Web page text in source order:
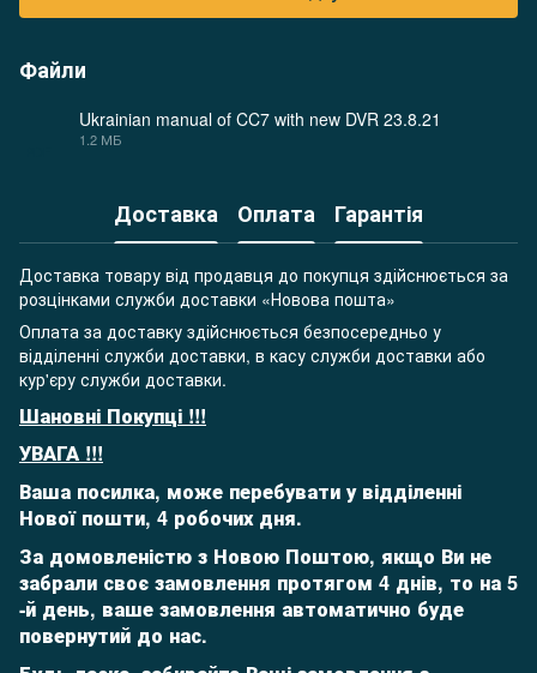
Файли
Ukrainian manual of CC7 with new DVR 23.8.21
1.2 МБ
Доставка Оплата Гарантія
Доставка товару від продавця до покупця здійснюється за
розцінками служби доставки «Новова пошта»
Оплата за доставку здійснюється безпосередньо у
відділенні служби доставки, в касу служби доставки або
кур'єру служби доставки.
Шановні Покупці !!!
УВАГА !!!
Ваша посилка, може перебувати у відділенні
Нової пошти, 4 робочих дня.
За домовленістю з Новою Поштою, якщо Ви не
забрали своє замовлення протягом 4 днів, то на 5
-й день, ваше замовлення автоматично буде
повернутий до нас.